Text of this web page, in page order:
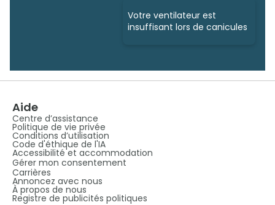
Votre ventilateur est
insuffisant lors de canicules
Aide
Centre d’assistance
Politique de vie privée
Conditions d’utilisation
Code d'éthique de l'IA
Accessibilité et accommodation
Gérer mon consentement
Carrières
Annoncez avec nous
À propos de nous
Registre de publicités politiques